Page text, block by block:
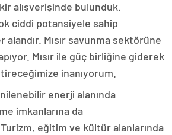
alışverişinde bulunduk.
ciddi potansiyele sahip
Mısır savunma sektörüne
Mısır ile güç birliğine giderek
inanıyorum.
enerji alanında
imkanlarına da
eğitim ve kültür alanlarında